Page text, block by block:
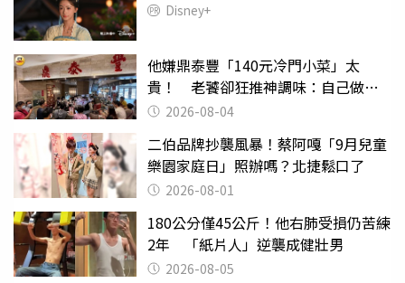
Disney+
他嫌鼎泰豐「140元冷門小菜」太
貴！ 老饕卻狂推神調味：自己做不
出來2026-08-04
二伯品牌抄襲風暴！蔡阿嘎「9月兒童
樂園家庭日」照辦嗎？北捷鬆口了
2026-08-01
180公分僅45公斤！他右肺受損仍苦練
2年 「紙片人」逆襲成健壯男
2026-08-05